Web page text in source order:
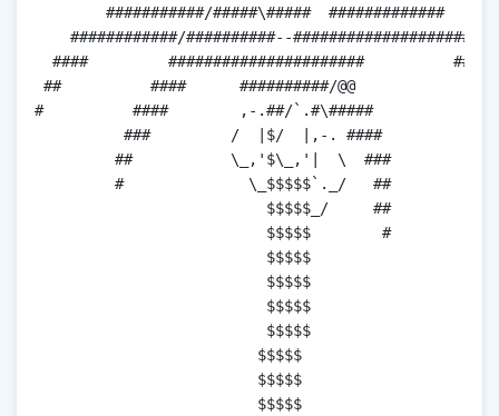
        ###########/#####\#####  #############
    ############/##########--#####################
  ####         ######################          #####
##          ####      ##########/@@
#          ####        ,-.##/`.#\#####
###         /  |$/  |,-. ####
         ##           \_,'$\_,'|  \  ###
         #              \_$$$$$`._/   ##
                          $$$$$_/     ##
                          $$$$$        #
                          $$$$$
                          $$$$$
                          $$$$$
                          $$$$$
                         $$$$$
                         $$$$$
                         $$$$$